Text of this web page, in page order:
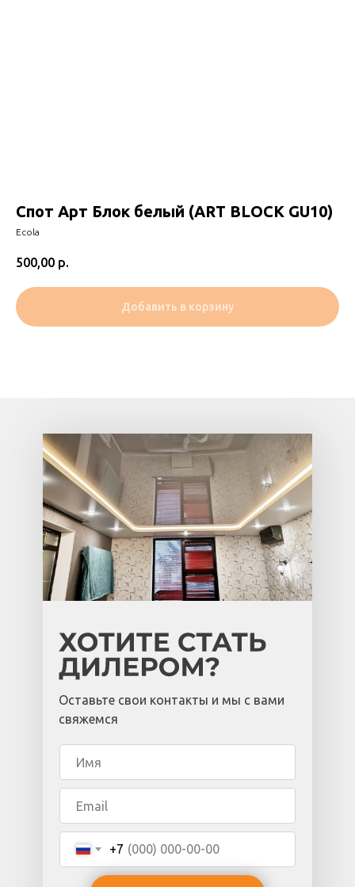
Спот Арт Блок белый (ART BLOCK GU10)
Ecola
500,00 р.
Добавить в корзину
+7
Оставьте свои контакты и мы с вами
свяжемся